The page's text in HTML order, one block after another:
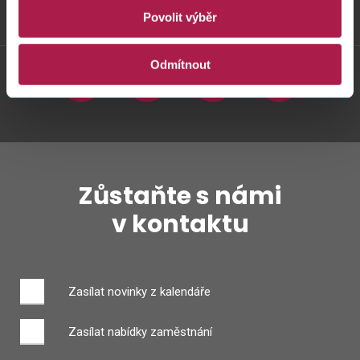
Povolit výběr
Odmítnout
Twitter Youtube Facebook Instagram
Zůstaňte s námi
v kontaktu
Zasílat novinky z kalendáře
Zasílat nabídky zaměstnání